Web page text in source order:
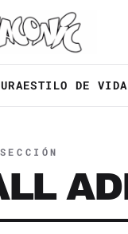
ESTILO DE VIDA
SECCIÓN